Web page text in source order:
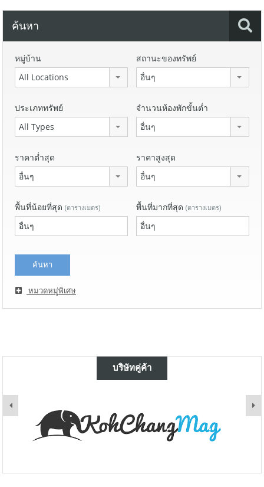
ค้นหา
หมู่บ้าน
All Locations
สถานะของทรัพย์
อื่นๆ
ประเภททรัพย์
All Types
จำนวนห้องพักขั้นต่ำ
อื่นๆ
ราคาต่ำสุด
อื่นๆ
ราคาสูงสุด
อื่นๆ
พื้นที่น้อยที่สุด (ตารางเมตร) พื้นที่มากที่สุด (ตารางเมตร)
หมวดหมู่พิเศษ
บริษัทคู่ค้า